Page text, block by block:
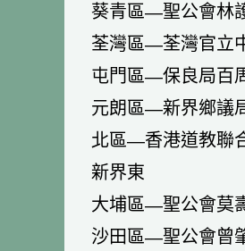
葵青區—聖公會林
荃灣區—荃灣官立
屯門區—保良局百
元朗區—新界鄉議
北區—香港道教聯
新界東
大埔區—聖公會莫
沙田區—聖公會曾